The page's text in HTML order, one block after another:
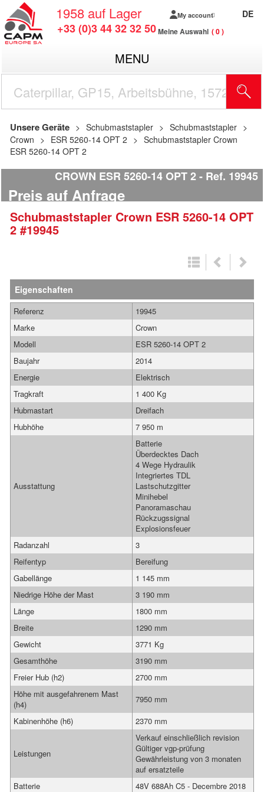
1958 auf Lager
+33 (0)3 44 32 32 50
My account
Meine Auswahl 0
DE
MENU
Unsere Geräte Schubmaststapler
Schubmaststapler
Crown
ESR 5260-14 OPT 2
Schubmaststapler Crown
ESR 5260-14 OPT 2
CROWN ESR 5260-14 OPT 2 Ref. 19945
Preis auf Anfrage
Schubmaststapler Crown ESR 5260-14 OPT
2 #19945
Eigenschaften
Referenz
19945
Marke
Crown
Modell
ESR 5260-14 OPT 2
Baujahr
2014
Energie
Elektrisch
Tragkraft
1 400 Kg
Hubmastart
Dreifach
Hubhöhe
7 950 m
Ausstattung
Batterie
Überdecktes Dach
4 Wege Hydraulik
Integriertes TDL
Lastschutzgitter
Minihebel
Panoramaschau
Rückzugssignal
Explosionsfeuer
Radanzahl
3
Reifentyp
Bereifung
Gabellänge
1 145 mm
Niedrige Höhe der Mast
3 190 mm
Länge
1800 mm
Breite
1290 mm
Gewicht
3771 Kg
Gesamthöhe
3190 mm
Freier Hub (h2)
2700 mm
Höhe mit ausgefahrenem Mast
(h4)
7950 mm
Kabinenhöhe (h6)
2370 mm
Leistungen
Verkauf einschließlich revision
Gültiger vgp-prüfung
Gewährleistung von 3 monaten
auf ersatzteile
Batterie
48V 688Ah C5 - Decembre 2018